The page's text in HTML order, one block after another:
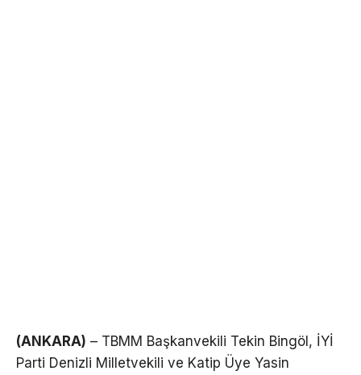
(ANKARA) – TBMM Başkanvekili Tekin Bingöl, İYİ
Parti Denizli Milletvekili ve Katip Üye Yasin